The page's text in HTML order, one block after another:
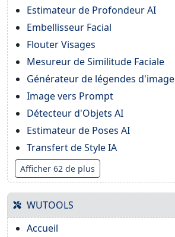
Estimateur de Profondeur AI
Embellisseur Facial
Flouter Visages
Mesureur de Similitude Faciale
Générateur de légendes d'image
Image vers Prompt
Détecteur d'Objets AI
Estimateur de Poses AI
Transfert de Style IA
Afficher 62 de plus
WUTOOLS
Accueil